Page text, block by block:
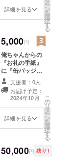
詳細を見る ー
ン
を
選
択
す
る
5,000円
俺ちゃんからの
『お礼の手紙』
に『缶バッジ』
と『ポスター』
のセット 缶バッ
ジサイズ
38mm ポスター
サイズ
420×594mm A2
サイズ 缶バッジ
は1つづつとなり
ます。
支援者：0人
お届け予定：
2024年10月
詳細を見る
こ
の
リ
タ
ー
ン
を
選
択
す
る
50,000円 残り1